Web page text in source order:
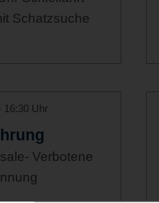
Schatzsuche
16:30 Uhr
Verbotene